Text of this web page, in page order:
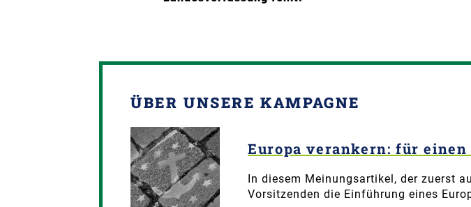
ÜBER UNSERE KAMPAGNE
Europa verankern: für
In diesem Meinungsartikel, der zuerst
Vorsitzenden die Einführung eines